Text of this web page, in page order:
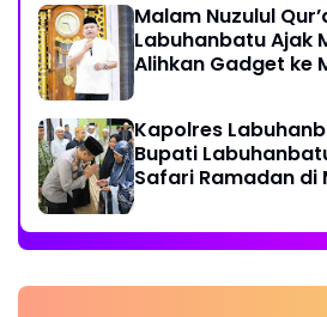
Malam Nuzulul
Labuhanbatu Ajak
Alihkan Gadget ke
Kapolres
Bupati
Safari Ramadan di